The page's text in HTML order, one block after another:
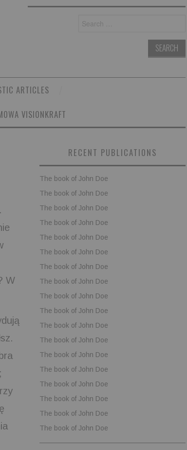
for:
ARTICLES
VISIONKRAFT
W
RECENT PUBLICATIONS
The book of John Doe
The book of John Doe
The book of John Doe
The book of John Doe
The book of John Doe
The book of John Doe
The book of John Doe
The book of John Doe
The book of John Doe
The book of John Doe
The book of John Doe
The book of John Doe
The book of John Doe
The book of John Doe
The book of John Doe
The book of John Doe
The book of John Doe
The book of John Doe